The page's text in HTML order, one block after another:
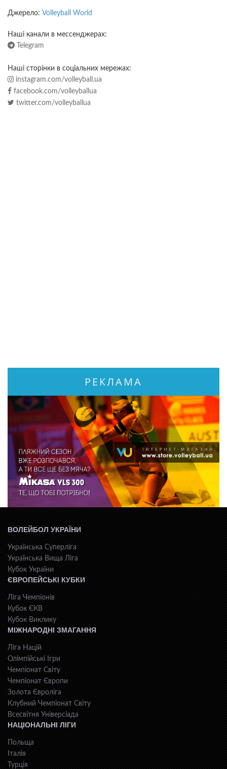
Джерело: Volleyball World
Наші канали в мессенджерах:
Telegram
Наші сторінки в соціальних мережах:
instagram.com/volleyball.ua
facebook.com/volleyballua
twitter.com/volleyballua
РЕКЛАМА
ВОЛЕЙБОЛ УКРАЇНИ
Українська Суперліга
Українська Вища Ліга
Кубок України
ЄВРОПЕЙСЬКІ КУБКИ
Ліга Чемпіонів
Кубок ЄКВ
Кубок Виклику
МІЖНАРОДНІ ЗМАГАННЯ
Ліга Націй
Олімпійські Ігри
Чемпіонат Світу
Чемпіонат Європи
Золота Євроліга
Клубний Чемпіонат Світу
Всесвiтня Унiверсiaда
НАЦІОНАЛЬНІ ЛІГИ
Польща
Італія
Турція